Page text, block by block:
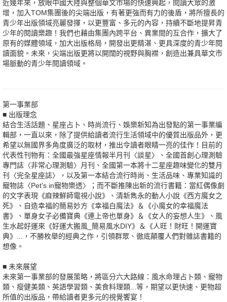
近幾年來，放眼中國大陸與整個華文市場的快速興起，閱讀大眾的激
增，加入TOM集團後的尖端出版，有著更強而有力的後盾，將所擅長的
青少年出版領域亮麗發揮，以更豐富、多元的內容，持續不斷地提昇青
少年的閱讀樂趣！我們也藉由集團內跨平台、異業間的互合作，擴大了
原有的媒體領域，加大出版格局，開發出更精湛、更具深度的青少年閱
讀面貌。未來，尖端出版更將以開闊的視野與胸襟，創造出兼具華文市
場脈動的青少年閱讀領域。
第一事業部
■ 出版理念
結合生活話題、星座占卜、時尚流行、娛樂新知為出發點的第一事業編
輯部，一直以來，除了提供給讀者流行生活領域中的優質出版品外，更
希望以無國界多角度廣泛的取材，推出令讀者眼睛一亮的佳作！目前的
代表性刊物有：全國最強星座情報半月刊〈談星〉、全國首創心理測驗
專門誌〈非常心理測驗〉月刊、全國第一本將十二星座趣味變化的雙月
刊〈完全星座誌〉，以及第一本結合流行時尚、生活品味、專業知識的
寵物誌〈Pet's in寵物樂透〉；而不斷推陳出新的流行書籍：當紅偶像劇
的文字表現《麻辣鮮師電視小說》、清新雋永的動人小說《西方魔女之
死》、自造幸福的簡易妙方《幸福白魔法》＆《小魔女的幸福魔法
書》、單身女子必備寶典《連上帝也單身》＆《女人的妄想人生》、風
生水起好運來《好運大搬風_簡易風水DIY》＆《人旺！財旺！開運寶
典》...，不勝枚舉的經典之作，引領群眾、徹底顛覆人們對雜誌書籍的
想像。
■ 未來展望
未來第一事業部的發展策略，將區分六大路線：風水命理占卜類、寵物
類、瘦健美類、英語學習類、美食料理類...等，期望以更快速、更物超
所值的出版品，帶給讀者更多元的視覺饗宴！